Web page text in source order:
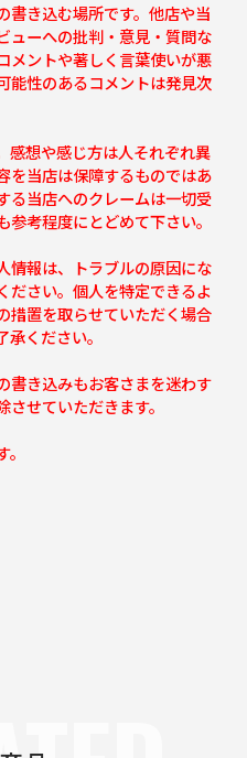
書き込む場所です。他店や当
ューへの批判・意見・質問な
メントや著しく言葉使いが悪
能性のあるコメントは発見次
感想や感じ方は人それぞれ異
を当店は保障するものではあ
る当店へのクレームは一切受
考程度にとどめて下さい。
情報は、トラブルの原因にな
ださい。個人を特定できるよ
措置を取らせていただく場合
ください。
書き込みもお客さまを迷わす
せていただきます。